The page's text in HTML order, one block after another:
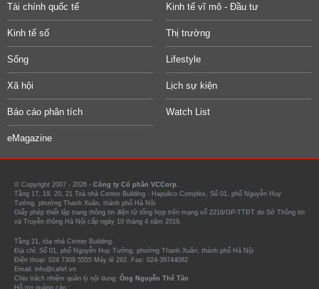
Tài chính quốc tế Kinh tế vĩ mô - Đầu tư
Kinh tế số Thị trường
Sống Lifestyle
Xã hội Lịch sự kiện
Báo cáo phân tích Watch List
eMagazine
© Copyright 2007 - 2026 - Công ty Cổ phần VCCorp.
Tầng 17, 19, 20, 21 Toà nhà Center Building - Hapulico Complex, Số 01, phố Nguyễn Huy
Tưởng, phường Thanh Xuân, thành phố Hà Nội
Giấy phép thiết lập trang thông tin điện tử tổng hợp trên mạng số 2216/GP-TTĐT do Sở Thông tin
và Truyền thông Hà Nội cấp ngày 10 tháng 4 năm 2019.
Tầng 21, tòa nhà Center Building.
Địa chỉ: Số 01, phố Nguyễn Huy Tưởng, phường Thanh Xuân, thành phố Hà Nội
Điện thoại: 024 7309 5555 Máy lẻ 292. Fax: 024-39744082
Email: info@cafef.vn
Chịu trách nhiệm quản lý nội dung: Ông Nguyễn Thế Tân
Hỗ trợ quảng cáo :